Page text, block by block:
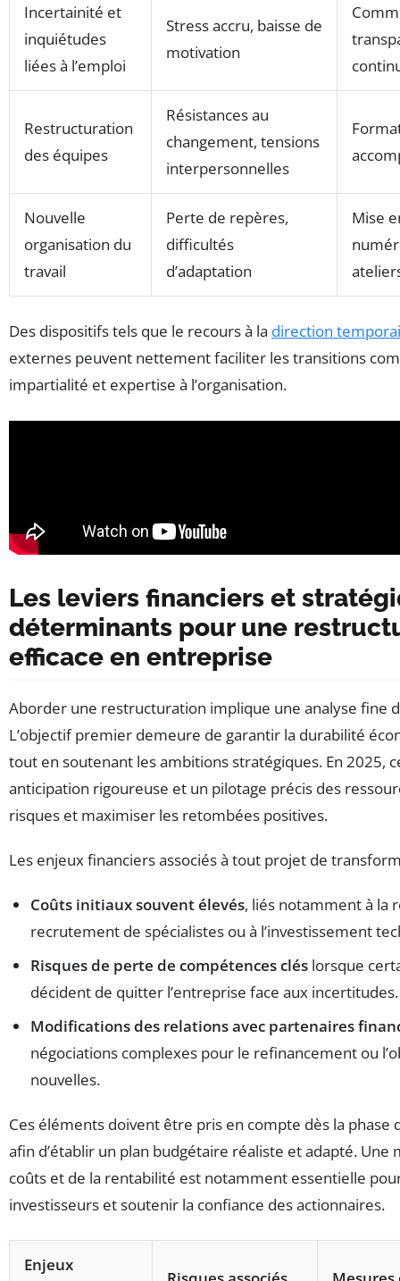
Incertainité et
inquiétudes
liées à l’emploi
Stress accru, baisse de
motivation
Restructuration
des équipes
Résistances au
changement, tensions
interpersonnelles
Nouvelle
organisation du
travail
Perte de repères,
difficultés
d’adaptation
Mise
Des dispositifs tels que le recours à la direction
externes peuvent nettement faciliter les transitions
impartialité et expertise à l’organisation.
Les leviers financiers et
déterminants pour une
efficace en entreprise
Aborder une restructuration implique une analyse fine
L’objectif premier demeure de garantir la durabilité
tout en soutenant les ambitions stratégiques. En 2025,
anticipation rigoureuse et un pilotage précis des
risques et maximiser les retombées positives.
Les enjeux financiers associés à tout projet de
Coûts initiaux souvent élevés, liés notamment à la
recrutement de spécialistes ou à l’investissement
Risques de perte de compétences clés lorsque
décident de quitter l’entreprise face aux incertitudes.
Modifications des relations avec partenaires
négociations complexes pour le refinancement ou
nouvelles.
Ces éléments doivent être pris en compte dès la phase
afin d’établir un plan budgétaire réaliste et adapté. Une
coûts et de la rentabilité est notamment essentielle
investisseurs et soutenir la confiance des actionnaires.
Enjeux